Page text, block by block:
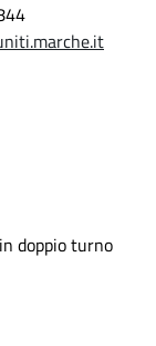
doppio turno